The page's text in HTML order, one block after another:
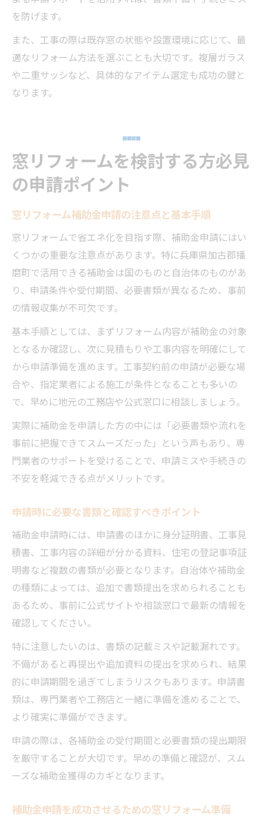
を防げます。
また、工事の際は既存窓の状態や設置環境に応じて、最
適なリフォーム方法を選ぶことも大切です。複層ガラス
や二重サッシなど、具体的なアイテム選定も成功の鍵と
なります。
窓リフォームを検討する方必見
の申請ポイント
窓リフォーム補助金申請の注意点と基本手順
窓リフォームで省エネ化を目指す際、補助金申請にはい
くつかの重要な注意点があります。特に兵庫県加古郡播
磨町で活用できる補助金は国のものと自治体のものがあ
り、申請条件や受付期間、必要書類が異なるため、事前
の情報収集が不可欠です。
基本手順としては、まずリフォーム内容が補助金の対象
となるか確認し、次に見積もりや工事内容を明確にして
から申請準備を進めます。工事契約前の申請が必要な場
合や、指定業者による施工が条件となることも多いの
で、早めに地元の工務店や公式窓口に相談しましょう。
実際に補助金を申請した方の中には「必要書類や流れを
事前に把握できてスムーズだった」という声もあり、専
門業者のサポートを受けることで、申請ミスや手続きの
不安を軽減できる点がメリットです。
申請時に必要な書類と確認すべきポイント
補助金申請時には、申請書のほかに身分証明書、工事見
積書、工事内容の詳細が分かる資料、住宅の登記事項証
明書など複数の書類が必要となります。自治体や補助金
の種類によっては、追加で書類提出を求められることも
あるため、事前に公式サイトや相談窓口で最新の情報を
確認してください。
特に注意したいのは、書類の記載ミスや記載漏れです。
不備があると再提出や追加資料の提出を求められ、結果
的に申請期間を過ぎてしまうリスクもあります。申請書
類は、専門業者や工務店と一緒に準備を進めることで、
より確実に準備ができます。
申請の際は、各補助金の受付期間と必要書類の提出期限
を厳守することが大切です。早めの準備と確認が、スム
ーズな補助金獲得のカギとなります。
補助金申請を成功させるための窓リフォーム準備